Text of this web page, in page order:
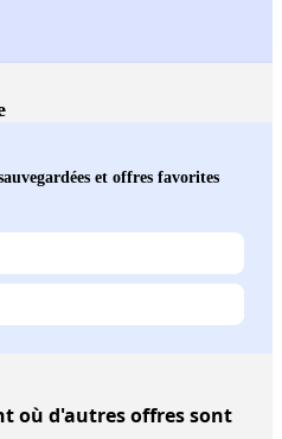
et offres favorites
où d'autres offres sont